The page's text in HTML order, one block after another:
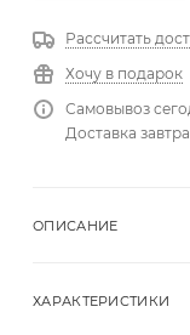
Рассчитать
Хочу в подарок
Самовывоз
Доставка
ОПИСАНИЕ
ХАРАКТЕРИСТИКИ